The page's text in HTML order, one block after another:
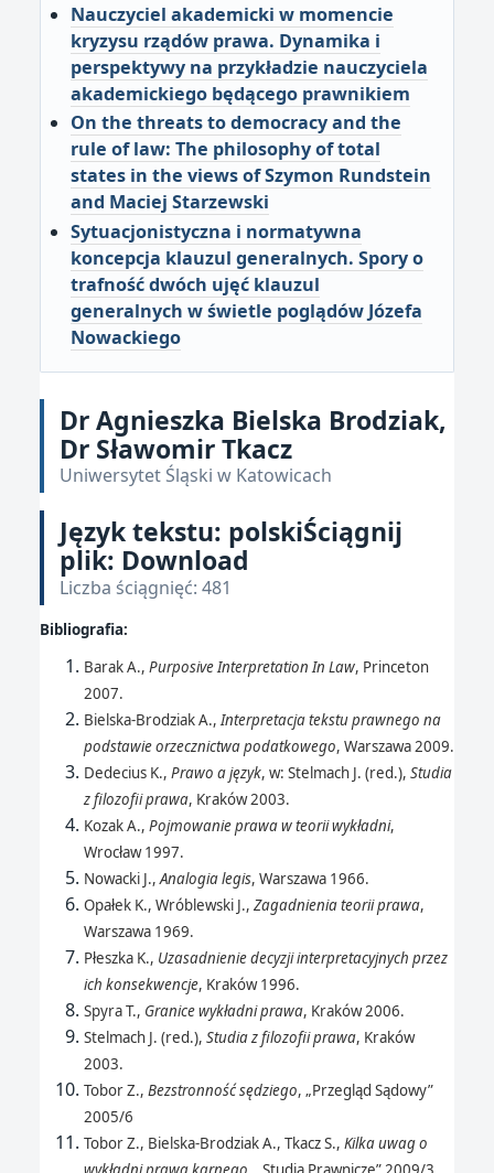
Nauczyciel akademicki w momencie
kryzysu rządów prawa. Dynamika i
perspektywy na przykładzie nauczyciela
akademickiego będącego prawnikiem
On the threats to democracy and the
rule of law: The philosophy of total
states in the views of Szymon Rundstein
and Maciej Starzewski
Sytuacjonistyczna i normatywna
koncepcja klauzul generalnych. Spory o
trafność dwóch ujęć klauzul
generalnych w świetle poglądów Józefa
Nowackiego
Dr Agnieszka Bielska Brodziak,
Dr Sławomir Tkacz
Uniwersytet Śląski w Katowicach
Język tekstu: polskiŚciągnij
plik: Download
Liczba ściągnięć: 481
Bibliografia:
Barak A., Purposive Interpretation In Law, Princeton
2007.
Bielska-Brodziak A.,Interpretacja tekstu prawnego na
podstawie orzecznictwa podatkowego, Warszawa 2009.
Dedecius K., Prawo a język, w: Stelmach J. (red.), Studia
z filozofii prawa, Kraków 2003.
Kozak A., Pojmowanie prawa w teorii wykładni,
Wrocław 1997.
Nowacki J.,Analogia legis, Warszawa 1966.
Opałek K., Wróblewski J., Zagadnienia teorii prawa,
Warszawa 1969.
Płeszka K., Uzasadnienie decyzji interpretacyjnych przez
ich konsekwencje, Kraków 1996.
Spyra T., Granice wykładni prawa, Kraków 2006.
Stelmach J. (red.), Studia z filozofii prawa, Kraków
2003.
Tobor Z., Bezstronność sędziego, „Przegląd Sądowy”
2005/6
Tobor Z., Bielska-Brodziak A., Tkacz S., Kilka uwag o